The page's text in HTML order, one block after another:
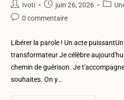
Ivoti juin 26, 2026
0 commentaire
Libérer la parole ! Un acte
transformateur Je célèbre
chemin de guérison. Je
souhaites. On y…